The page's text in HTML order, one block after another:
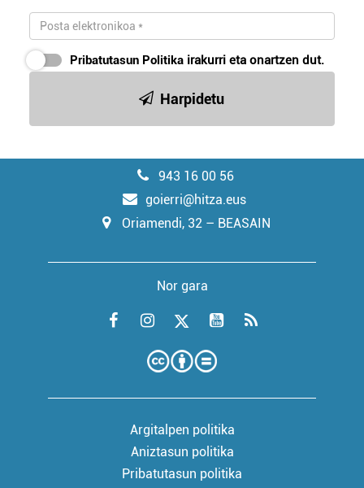
Pribatutasun Politika irakurri eta onartzen dut.
Harpidetu
943 16 00 56
goierri@hitza.eus
Oriamendi, 32 – BEASAIN
Nor gara
Argitalpen politika
Aniztasun politika
Pribatutasun politika